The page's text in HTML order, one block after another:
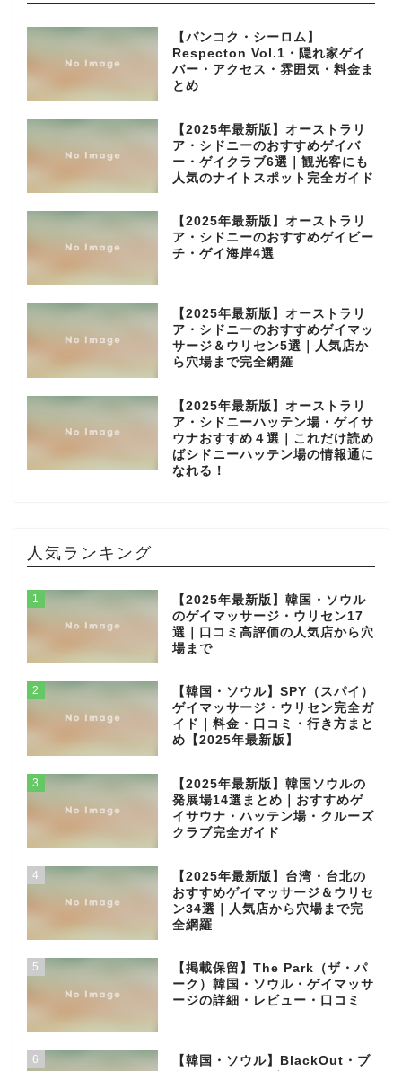
【バンコク・シーロム】
Respecton Vol.1・隠れ家ゲイ
バー・アクセス・雰囲気・料金ま
とめ
【2025年最新版】オーストラリ
ア・シドニーのおすすめゲイバ
ー・ゲイクラブ6選｜観光客にも
人気のナイトスポット完全ガイド
【2025年最新版】オーストラリ
ア・シドニーのおすすめゲイビー
チ・ゲイ海岸4選
【2025年最新版】オーストラリ
ア・シドニーのおすすめゲイマッ
サージ＆ウリセン5選｜人気店か
ら穴場まで完全網羅
【2025年最新版】オーストラリ
ア・シドニーハッテン場・ゲイサ
ウナおすすめ４選｜これだけ読め
ばシドニーハッテン場の情報通に
なれる！
人気ランキング
1
【2025年最新版】韓国・ソウル
のゲイマッサージ・ウリセン17
選｜口コミ高評価の人気店から穴
場まで
2
【韓国・ソウル】SPY（スパイ）
ゲイマッサージ・ウリセン完全ガ
イド｜料金・口コミ・行き方まと
め【2025年最新版】
3
【2025年最新版】韓国ソウルの
発展場14選まとめ｜おすすめゲ
イサウナ・ハッテン場・クルーズ
クラブ完全ガイド
4
【2025年最新版】台湾・台北の
おすすめゲイマッサージ＆ウリセ
ン34選｜人気店から穴場まで完
全網羅
5
【掲載保留】The Park（ザ・パ
ーク）韓国・ソウル・ゲイマッサ
ージの詳細・レビュー・口コミ
6
【韓国・ソウル】BlackOut・ブ